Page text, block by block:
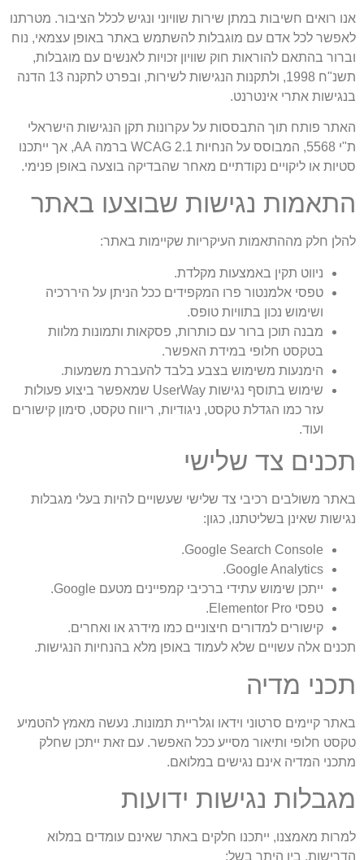
אנו רואים חשיבות במתן שירות שוויוני ונגיש לכלל הציבור. מטרתנו
לאפשר לכל אדם עם מוגבלות להשתמש באתר באופן עצמאי, נוח
וברור בהתאם להוראות חוק שוויון זכויות לאנשים עם מוגבלות,
תשנ"ח 1998, ולתקנות הנגישות לשירות, ובפרט לתקנה 13 הדנה
בנגישות אתרי אינטרנט.
האתר פותח תוך התבססות על עקרונות תקן הנגישות הישראלי
ת"י 5568, המבוסס על הנחיות WCAG 2.1 ברמה AA, אך ייתכנו
סטיות או ליקויים נקודתיים מאחר שהבדיקה בוצעה באופן פנימי.
התאמות נגישות שבוצעו באתר
להלן חלק מההתאמות העיקריות שקיימות באתר:
ניווט תקין באמצעות מקלדת.
טפסי אלמנטור פרו המקפידים ככל הניתן על היררכיה
ושימוש נכון בתוויות טופס.
מבנה תוכן ברור עם כותרות, פסקאות ותמונות מלוות
בטקסט חלופי במידת האפשר.
הימנעות משימוש בצבע בלבד להעברת משמעות.
שימוש בתוסף נגישות UserWay שמאפשר ביצוע פעולות
עזר כמו הגדלת טקסט, ניגודיות, ריווח טקסט, סימון קישורים
ועוד.
תכנים צד שלישי
באתר משולבים רכיבי צד שלישי שעשויים להיות בעלי מגבלות
נגישות שאינן בשליטתנו, כגון:
Google Search Console.
Google Analytics.
ייתכן שימוש עתידי ברכיבי קמפיינים מטעם Google.
טפסי Elementor Pro.
קישורים למדורים חיצוניים כמו מידרג או ואחרים.
תכנים אלה עשויים שלא לעמוד באופן מלא בהנחיות הנגישות.
תכני מדיה
באתר קיימים סרטוני וידאו וגלריית תמונות. נעשה מאמץ להטמיע
טקסט חלופי ותיאור מסייע ככל האפשר. עם זאת ייתכן שחלק
מתכני המדיה אינם נגישים במלואם.
מגבלות נגישות ידועות
למרות מאמצנו, ייתכנו חלקים באתר שאינם עומדים במלוא
הדרישות, בין היתר בשל: